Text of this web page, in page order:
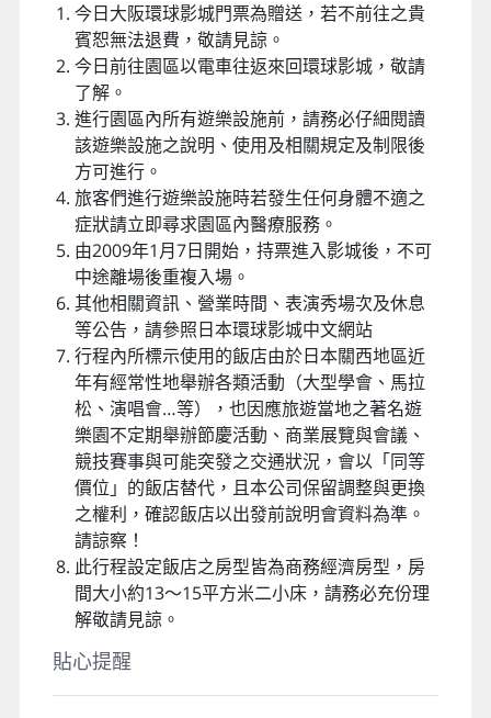
今日大阪環球影城門票為贈送，若不前往之貴
賓恕無法退費，敬請見諒。
今日前往園區以電車往返來回環球影城，敬請
了解。
進行園區內所有遊樂設施前，請務必仔細閱讀
該遊樂設施之說明、使用及相關規定及制限後
方可進行。
旅客們進行遊樂設施時若發生任何身體不適之
症狀請立即尋求園區內醫療服務。
由2009年1月7日開始，持票進入影城後，不可
中途離場後重複入場。
其他相關資訊、營業時間、表演秀場次及休息
等公告，請參照日本環球影城中文網站
行程內所標示使用的飯店由於日本關西地區近
年有經常性地舉辦各類活動（大型學會、馬拉
松、演唱會…等），也因應旅遊當地之著名遊
樂園不定期舉辦節慶活動、商業展覽與會議、
競技賽事與可能突發之交通狀況，會以「同等
價位」的飯店替代，且本公司保留調整與更換
之權利，確認飯店以出發前說明會資料為準。
請諒察！
此行程設定飯店之房型皆為商務經濟房型，房
間大小約13～15平方米二小床，請務必充份理
解敬請見諒。
貼心提醒